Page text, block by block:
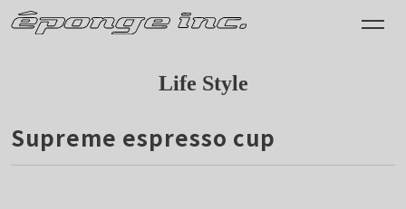
Life Style
Supreme espresso cup